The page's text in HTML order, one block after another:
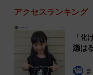
アクセスランキング
「化
瀬は
雰囲